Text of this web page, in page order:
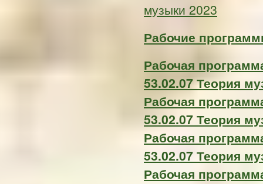
музыки 2023
Рабочие
Рабочая
53.02.07 Теория
Рабочая
53.02.07 Теория
Рабочая
53.02.07 Теория
Рабочая